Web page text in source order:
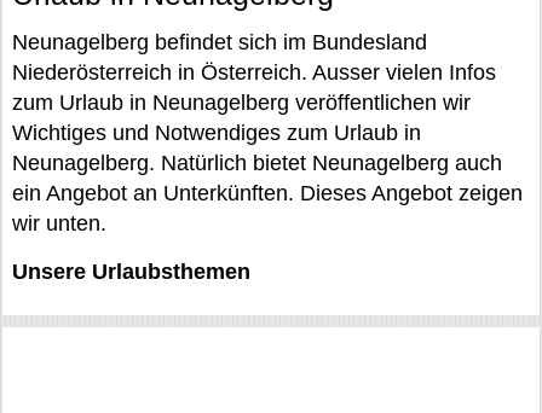
Neunagelberg befindet sich im Bundesland
Niederösterreich in Österreich. Ausser vielen Infos
zum Urlaub in Neunagelberg veröffentlichen wir
Wichtiges und Notwendiges zum Urlaub in
Neunagelberg. Natürlich bietet Neunagelberg auch
ein Angebot an Unterkünften. Dieses Angebot zeigen
wir unten.
Unsere Urlaubsthemen